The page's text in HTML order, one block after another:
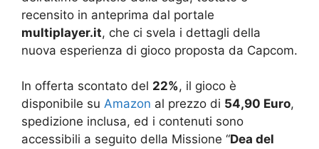
recensito in anteprima dal portale
multiplayer.it, che ci svela i dettagli della
nuova esperienza di gioco proposta da Capcom.
In offerta scontato del 22%, il gioco è
disponibile su Amazon al prezzo di 54,90 Euro,
spedizione inclusa, ed i contenuti sono
accessibili a seguito della Missione “Dea del